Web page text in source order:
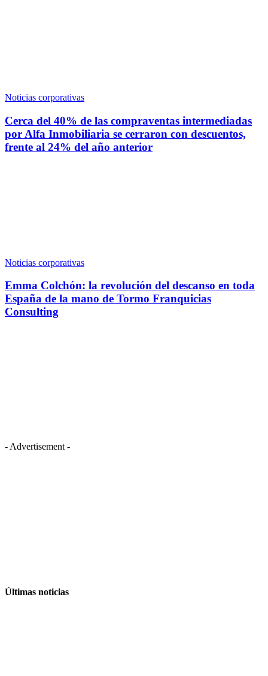
Noticias corporativas
Cerca del 40% de las compraventas intermediadas
por Alfa Inmobiliaria se cerraron con descuentos,
frente al 24% del año anterior
Noticias corporativas
Emma Colchón: la revolución del descanso en toda
España de la mano de Tormo Franquicias
Consulting
- Advertisement -
Últimas noticias